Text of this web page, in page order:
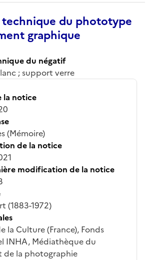
du phototype
graphique
du négatif
; support verre
la notice
(Mémoire)
de la notice
modification de la notice
(1883-1972)
la Culture (France), Fonds
INHA, Médiathèque du
de la photographie